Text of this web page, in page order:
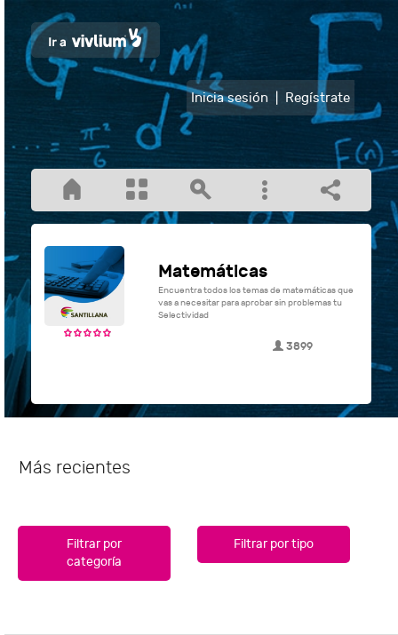
Inicia sesión Regístrate
Matemáticas
Encuentra todos los temas de matemáticas que
vas a necesitar para aprobar sin problemas tu
Selectividad
3899
Más recientes
Filtrar por
categoría
Filtrar por tipo